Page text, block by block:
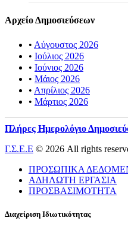
Αρχείο Δημοσιεύσεων
• Αύγουστος 2026
• Ιούλιος 2026
• Ιούνιος 2026
• Μάιος 2026
• Απρίλιος 2026
• Μάρτιος 2026
Πλήρες Ημερολόγιο
Γ.Σ.Ε.Ε © 2026 All rights
ΠΡΟΣΩΠΙΚΑ
ΑΔΗΛΩΤΗ ΕΡΓΑΣΙΑ
ΠΡΟΣΒΑΣΙΜΟΤΗΤΑ
Διαχείριση Ιδιωτικότητας